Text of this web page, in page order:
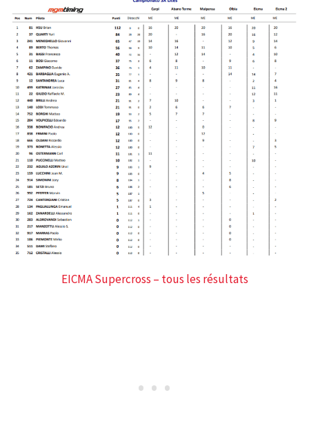
EICMA Supercross – tous les résultats